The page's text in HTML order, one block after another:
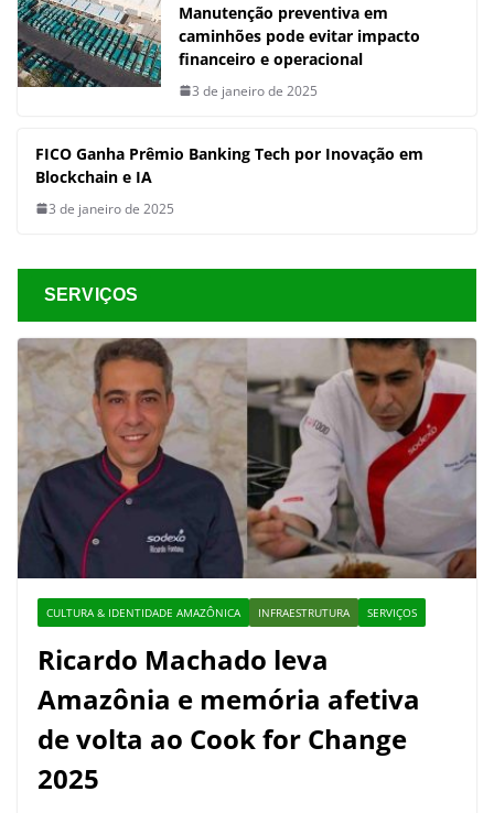
Manutenção preventiva em
caminhões pode evitar impacto
financeiro e operacional
3 de janeiro de 2025
FICO Ganha Prêmio Banking Tech por Inovação em
Blockchain e IA
3 de janeiro de 2025
SERVIÇOS
CULTURA & IDENTIDADE AMAZÔNICA INFRAESTRUTURA SERVIÇOS
Ricardo Machado leva
Amazônia e memória afetiva
de volta ao Cook for Change
2025